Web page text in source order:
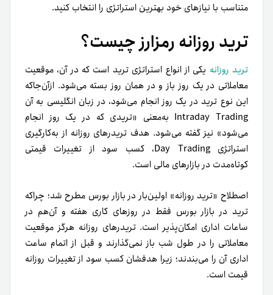
متناسب با نیازهای خود بهترین استراتژی را انتخاب کنید.
ترید روزانه رمزارز چیست؟
ترید روزانه یکی از انواع استراتژی ترید است که در آن، موقعیت
معاملاتی در یک روز باز و در همان روز بسته می‌شود. از‌آن‌جاکه
این نوع ترید در یک روز انجام می‌شود، در زبان انگلیسی به آن
Intraday Trading به‌معنی «تریدی که در یک روز انجام
می‌شود» نیز گفته می‌شود. هدف تریدرهای روزانه از به‌کارگیری
استراتژی Day Trading، کسب سود از تغییرات قیمتی
کوتاه‌مدت در بازارهای مالی است.
اصطلاح «ترید روزانه» اولین‌بار در بازار بورس مطرح شد؛ چراکه
ترید در بازار بورس فقط در روزهای کاری هفته و آن‌هم در
ساعات اداری امکان‌پذیر است. تریدرهای روزانه هرگز موقعیت
معاملاتی را در طول شب باز نمی‌گذارند و قبل از اتمام ساعت
اداری آن را می‌بندند؛ زیرا هدفشان کسب سود از تغییرات روزانه
قیمت است.